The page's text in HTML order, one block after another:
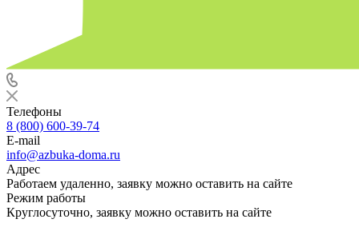
Телефоны
8 (800) 600-39-74
E-mail
info@azbuka-doma.ru
Адрес
Работаем удаленно, заявку можно оставить на сайте
Режим работы
Круглосуточно, заявку можно оставить на сайте